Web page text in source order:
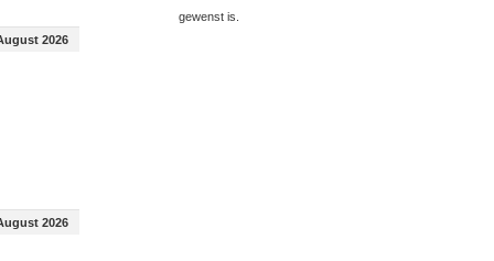
2026
2026
gewenst is.